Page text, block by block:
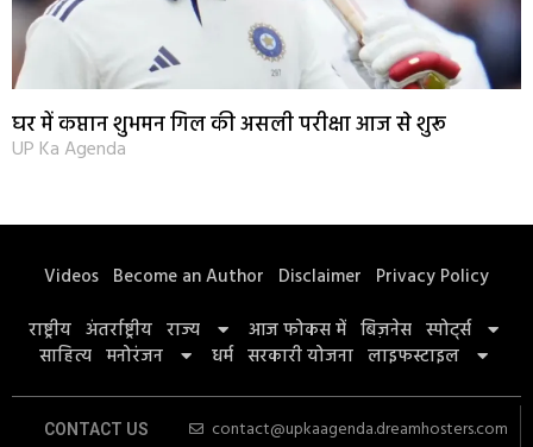
घर में कप्तान शुभमन गिल की असली परीक्षा आज से शुरू
UP Ka Agenda
Videos Become an Author Disclaimer Privacy Policy
राष्ट्रीय अंतर्राष्ट्रीय राज्य आज फोकस में बिज़नेस स्पोर्ट्स
साहित्य मनोरंजन धर्म सरकारी योजना लाइफस्टाइल
CONTACT US contact@upkaagenda.dreamhosters.com